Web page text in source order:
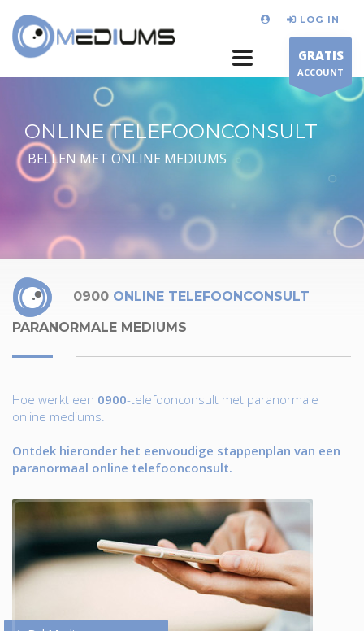
LOG IN
GRATIS
ACCOUNT
ONLINE TELEFOONCONSULT
BELLEN MET ONLINE MEDIUMS
0900 ONLINE TELEFOONCONSULT
PARANORMALE MEDIUMS
Hoe werkt een 0900-telefoonconsult met paranormale
online mediums.
Ontdek hieronder het eenvoudige stappenplan van een
paranormaal online telefoonconsult.